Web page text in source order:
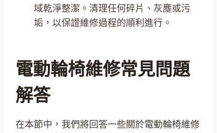
域乾淨整潔。清理任何碎片、灰塵或污
垢，以保證維修過程的順利進行。
電動輪椅維修常見問題
解答
在本節中，我們將回答一些關於電動輪椅維修